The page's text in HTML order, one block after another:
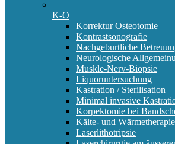
K-O
Korrektur Osteotomie
Kontrastsonografie
Nachgeburtliche
Neurologische
Muskle-Nerv-Biopsie
Liquoruntersuchung
Kastration / Sterilisation
Minimal invasive
Korpektomie bei
Kälte- und Wärmetherapie
Laserlithotripsie